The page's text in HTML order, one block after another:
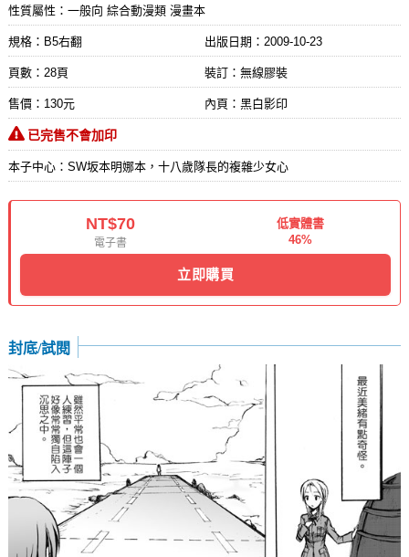
性質屬性：一般向 綜合動漫類 漫畫本
規格：B5右翻 出版日期： 2009-10-23
頁數：28頁 裝訂：無線膠裝
售價：130元 內頁：黑白影印
已完售不會加印
本子中心：SW坂本明娜本，十八歲隊長的複雜少女心
NT$70
電子書
低實體書
46%
立即購買
封底/試閱